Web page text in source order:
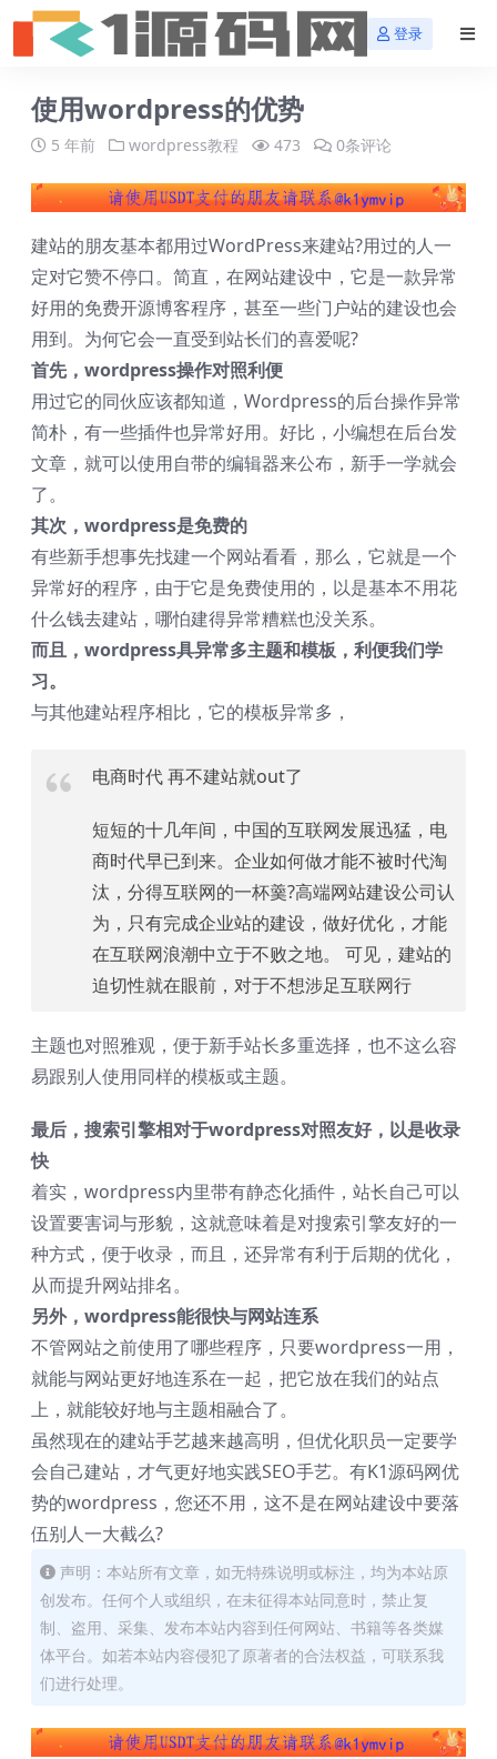
登录
使用wordpress的优势
5 年前 wordpress教程 473 0条评论
建站的朋友基本都用过WordPress来建站?用过的人一
定对它赞不停口。简直，在网站建设中，它是一款异常
好用的免费开源博客程序，甚至一些门户站的建设也会
用到。为何它会一直受到站长们的喜爱呢?
首先，wordpress操作对照利便
用过它的同伙应该都知道，Wordpress的后台操作异常
简朴，有一些插件也异常好用。好比，小编想在后台发
文章，就可以使用自带的编辑器来公布，新手一学就会
了。
其次，wordpress是免费的
有些新手想事先找建一个网站看看，那么，它就是一个
异常好的程序，由于它是免费使用的，以是基本不用花
什么钱去建站，哪怕建得异常糟糕也没关系。
而且，wordpress具异常多主题和模板，利便我们学
习。
与其他建站程序相比，它的模板异常多，
电商时代 再不建站就out了
短短的十几年间，中国的互联网发展迅猛，电
商时代早已到来。企业如何做才能不被时代淘
汰，分得互联网的一杯羹?高端网站建设公司认
为，只有完成企业站的建设，做好优化，才能
在互联网浪潮中立于不败之地。 可见，建站的
迫切性就在眼前，对于不想涉足互联网行
主题也对照雅观，便于新手站长多重选择，也不这么容
易跟别人使用同样的模板或主题。
最后，搜索引擎相对于wordpress对照友好，以是收录
快
着实，wordpress内里带有静态化插件，站长自己可以
设置要害词与形貌，这就意味着是对搜索引擎友好的一
种方式，便于收录，而且，还异常有利于后期的优化，
从而提升网站排名。
另外，wordpress能很快与网站连系
不管网站之前使用了哪些程序，只要wordpress一用，
就能与网站更好地连系在一起，把它放在我们的站点
上，就能较好地与主题相融合了。
虽然现在的建站手艺越来越高明，但优化职员一定要学
会自己建站，才气更好地实践SEO手艺。有K1源码网优
势的wordpress，您还不用，这不是在网站建设中要落
伍别人一大截么?
声明：本站所有文章，如无特殊说明或标注，均为本站原
创发布。任何个人或组织，在未征得本站同意时，禁止复
制、盗用、采集、发布本站内容到任何网站、书籍等各类媒
体平台。如若本站内容侵犯了原著者的合法权益，可联系我
们进行处理。